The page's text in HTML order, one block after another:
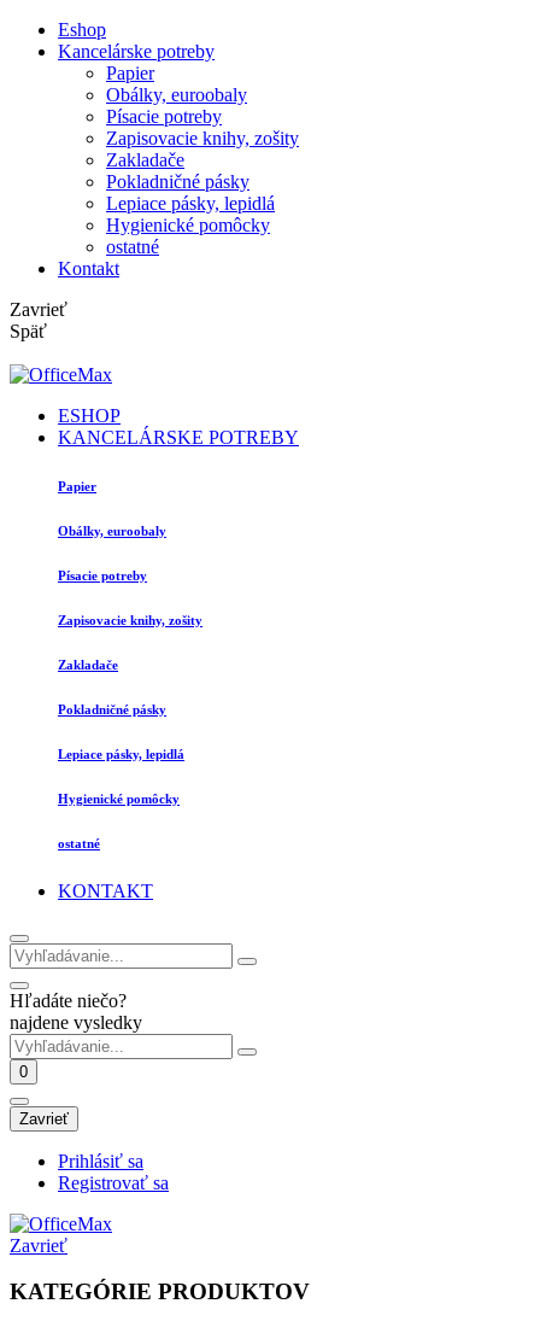
Eshop
Kancelárske potreby
Papier
Obálky, euroobaly
Písacie potreby
Zapisovacie knihy, zošity
Zakladače
Pokladničné pásky
Lepiace pásky, lepidlá
Hygienické pomôcky
ostatné
Kontakt
Zavrieť
Späť
ESHOP
KANCELÁRSKE POTREBY
Papier
Obálky, euroobaly
Písacie potreby
Zapisovacie knihy, zošity
Zakladače
Pokladničné pásky
Lepiace pásky, lepidlá
Hygienické pomôcky
ostatné
KONTAKT
Hľadáte niečo?
najdene vysledky
0
Zavrieť
Prihlásiť sa
Registrovať sa
Zavrieť
KATEGÓRIE PRODUKTOV